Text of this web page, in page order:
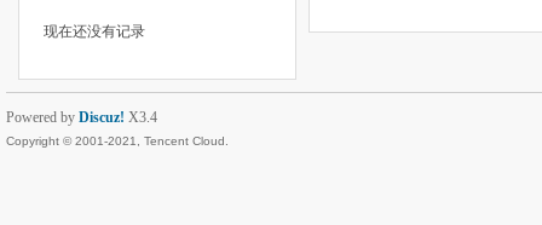
现在还没有记录
Powered by Discuz! X3.4
Copyright © 2001-2021, Tencent Cloud.